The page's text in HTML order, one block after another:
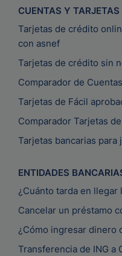
CUENTAS Y TARJETAS
Tarjetas de crédito
con asnef
Tarjetas de crédito sin
Comparador de
Tarjetas de Fácil
Comparador Tarjetas
Tarjetas bancarias para
ENTIDADES
¿Cuánto tarda en llegar
Cancelar un préstamo
¿Cómo ingresar dinero
Transferencia de ING a